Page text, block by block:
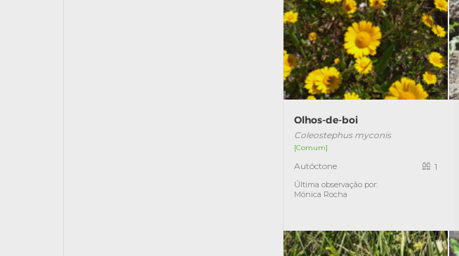
Olhos-de-boi
Coleostephus myconis
[Comum]
Autóctone
Última observação por:
Mónica Rocha
1